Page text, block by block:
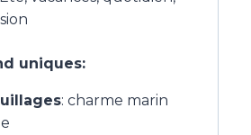
uniques:
: charme marin